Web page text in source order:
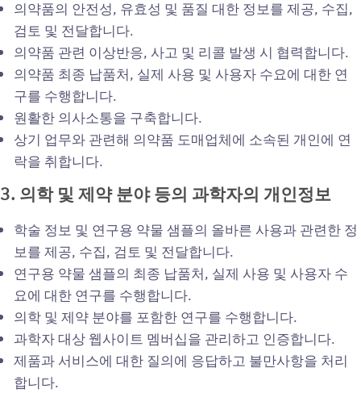
의약품의 안전성, 유효성 및 품질 대한 정보를 제공, 수집,
검토 및 전달합니다.
의약품 관련 이상반응, 사고 및 리콜 발생 시 협력합니다.
의약품 최종 납품처, 실제 사용 및 사용자 수요에 대한 연
구를 수행합니다.
원활한 의사소통을 구축합니다.
상기 업무와 관련해 의약품 도매업체에 소속된 개인에 연
락을 취합니다.
3. 의학 및 제약분야등의 과학자의 개인정보
학술 정보 및 연구용 약물 샘플의 올바른 사용과 관련한 정
보를 제공, 수집, 검토 및 전달합니다.
연구용 약물 샘플의 최종 납품처, 실제 사용 및 사용자 수
요에 대한 연구를 수행합니다.
의학 및 제약 분야를 포함한 연구를 수행합니다.
과학자 대상 웹사이트 멤버십을 관리하고 인증합니다.
제품과 서비스에 대한 질의에 응답하고 불만사항을 처리
합니다.